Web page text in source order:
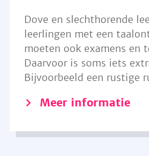
Dove en slechthorende
leerlingen met een
moeten ook examens en
Daarvoor is soms iets
Bijvoorbeeld een rustige
Meer informatie